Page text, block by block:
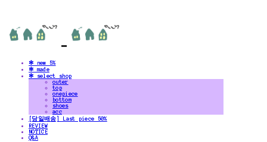
✻ new 5%
✻ made
✻ select shop
outer
top
onepiece
bottom
shoes
acc
[당일배송] Last piece 50%
REVIEW
NOTICE
Q&A